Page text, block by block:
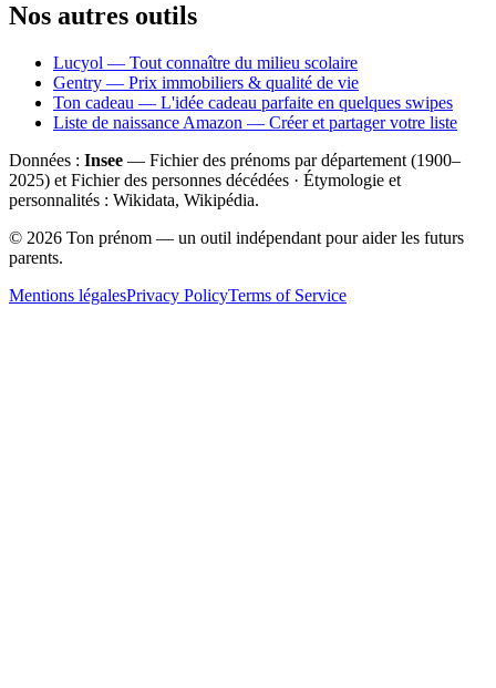
Nos autres outils
Lucyol — Tout connaître du milieu scolaire
Gentry — Prix immobiliers & qualité de vie
Ton cadeau — L'idée cadeau parfaite en quelques swipes
Liste de naissance Amazon — Créer et partager votre liste
Données : Insee — Fichier des prénoms par département (1900–
2025) et Fichier des personnes décédées · Étymologie et
personnalités : Wikidata, Wikipédia.
© 2026 Ton prénom — un outil indépendant pour aider les futurs
parents.
Mentions légalesPrivacy PolicyTerms of Service